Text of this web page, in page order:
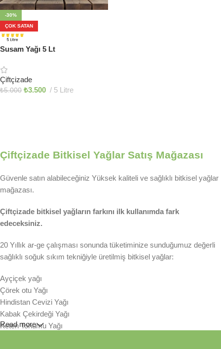
-30%
ÇOK SATAN
Susam Yağı 5 Lt
Çiftçizade
₺5.000 ₺3.500 5 Litre
Çiftçizade Bitkisel Yağlar Satış Mağazası
Güvenle satın alabileceğiniz Yüksek kaliteli ve sağlıklı bitkisel yağlar
mağazası.
Çiftçizade bitkisel yağların farkını ilk kullanımda fark
edeceksiniz.
20 Yıllık ar-ge çalışması sonunda tüketiminize sunduğumuz değerli
sağlıklı soğuk sıkım tekniğiyle üretilmiş bitkisel yağlar:
Ayçiçek yağı
Çörek otu Yağı
Hindistan Cevizi Yağı
Kabak Çekirdeği Yağı
Keten Tohumu Yağı
Read more